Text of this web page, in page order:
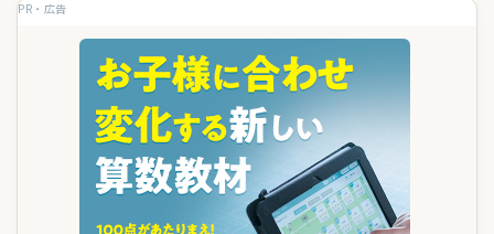
ン
PR・広告